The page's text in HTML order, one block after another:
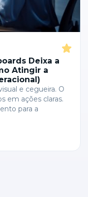
Deixa a
Atingir a
e cegueira. O
em ações claras.
para a